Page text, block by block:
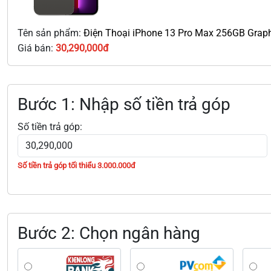
Tên sản phẩm: Điện Thoại iPhone 13 Pro Max 256GB
Giá bán: 30,290,000đ
Bước 1: Nhập số tiền trả góp
Số tiền trả góp:
Số tiền trả góp tối thiểu 3.000.000đ
Bước 2: Chọn ngân hàng